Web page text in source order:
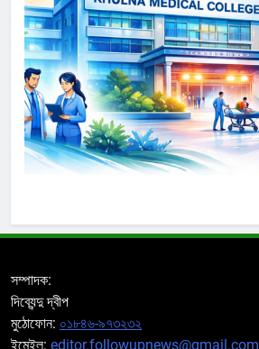
সম্পাদক:
দিব্যেন্দু দ্বীপ
মুঠোফোন: ০১৮৪৬-৯৭৩২৩২
ইমেইল: editor.followupnews@gmail.com